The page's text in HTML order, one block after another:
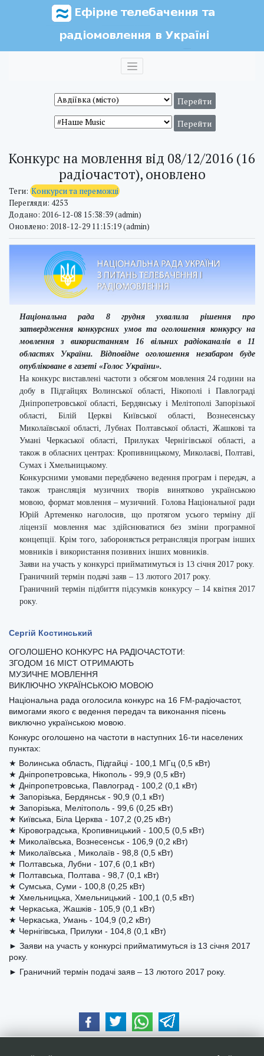
Конкурс на мовлення від 08/12/2016 (16
радіочастот), оновлено
Теги: Конкурси та переможці
Перегляди: 4253
Додано: 2016-12-08 15:38:39 (admin)
Оновлено: 2018-12-29 11:15:19 (admin)
Національна рада 8 грудня ухвалила рішення про
затвердження конкурсних умов та оголошення конкурсу на
мовлення з використанням 16 вільних радіоканалів в 11
областях України. Відповідне оголошення незабаром буде
опубліковане в газеті «Голос України».
На конкурс виставлені частоти з обсягом мовлення 24 години на
добу в Підгайцях Волинської області, Нікополі і Павлограді
Дніпропетровської області, Бердянську і Мелітополі Запорізької
області, Білій Церкві Київської області, Вознесенську
Миколаївської області, Лубнах Полтавської області, Жашкові та
Умані Черкаської області, Прилуках Чернігівської області, а
також в обласних центрах: Кропивницькому, Миколаєві, Полтаві,
Сумах і Хмельницькому.
Конкурсними умовами передбачено ведення програм і передач, а
також трансляція музичних творів винятково українською
мовою, формат мовлення – музичний. Голова Національної ради
Юрій Артеменко наголосив, що протягом усього терміну дії
ліцензії мовлення має здійснюватися без зміни програмної
концепції. Крім того, забороняється ретрансляція програм інших
мовників і використання позивних інших мовників.
Заяви на участь у конкурсі прийматимуться із 13 січня 2017 року.
Граничний термін подачі заяв – 13 лютого 2017 року.
Граничний термін підбиття підсумків конкурсу – 14 квітня 2017
року.
Сергій Костинський
ОГОЛОШЕНО КОНКУРС НА РАДІОЧАСТОТИ:
ЗГОДОМ 16 МІСТ ОТРИМАЮТЬ
МУЗИЧНЕ МОВЛЕННЯ
ВИКЛЮЧНО УКРАЇНСЬКОЮ МОВОЮ
Національна рада оголосила конкурс на 16 FM-радіочастот,
вимогами якого є ведення передач та виконання пісень
виключно українською мовою.
Конкурс оголошено на частоти в наступних 16-ти населених
пунктах:
★ Волинська область, Підгайці - 100,1 МГц (0,5 кВт)
★ Дніпропетровська, Нікополь - 99,9 (0,5 кВт)
★ Дніпропетровська, Павлоград - 100,2 (0,1 кВт)
★ Запорізька, Бердянськ - 90,9 (0,1 кВт)
★ Запорізька, Мелітополь - 99,6 (0,25 кВт)
★ Київська, Біла Церква - 107,2 (0,25 кВт)
★ Кіровоградська, Кропивницький - 100,5 (0,5 кВт)
★ Миколаївська, Вознесенськ - 106,9 (0,2 кВт)
★ Миколаївська , Миколаїв - 98,8 (0,5 кВт)
★ Полтавська, Лубни - 107,6 (0,1 кВт)
★ Полтавська, Полтава - 98,7 (0,1 кВт)
★ Сумська, Суми - 100,8 (0,25 кВт)
★ Хмельницька, Хмельницький - 100,1 (0,5 кВт)
★ Черкаська, Жашків - 105,9 (0,1 кВт)
★ Черкаська, Умань - 104,9 (0,2 кВт)
★ Чернігівська, Прилуки - 104,8 (0,1 кВт)
► Заяви на участь у конкурсі прийматимуться із 13 січня 2017
року.
► Граничний термін подачі заяв – 13 лютого 2017 року.